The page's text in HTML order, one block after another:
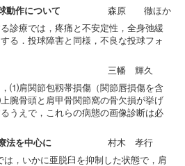
動作について
森原 徹ほか
診療では，疼痛と不安定性，全身弛緩
る．投球障害と同様，不良な投球フォ
三幡 輝久
⑴肩関節包靱帯損傷（関節唇損傷を含
腕骨頭と肩甲骨関節窩の骨欠損が挙げ
うえで，これらの病態の画像診断は必
法を中心に
村木 孝行
は，いかに亜脱臼を抑制した状態で，肩